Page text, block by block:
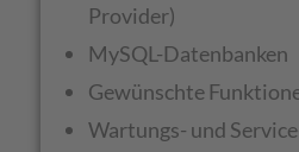
Provider)
MySQL-Datenbanken
Gewünschte
Wartungs- und